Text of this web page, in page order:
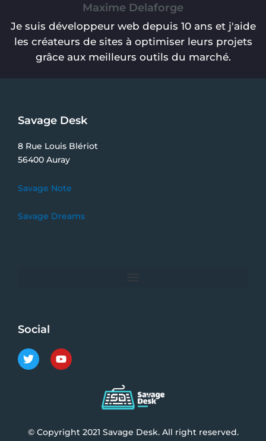
Maxime Delaforge
Je suis développeur web depuis 10 ans et j'aide
les créateurs de sites à optimiser leurs projets
grâce aux meilleurs outils du marché.
Savage Desk
8 Rue Louis Blériot
56400 Auray
Savage Note
Savage Dreams
Social
T
w
Y
o
© Copyright 2021 Savage Desk. All right reserved.